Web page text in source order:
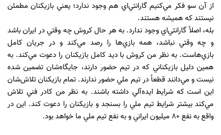
از آن سو فكر مي‌كنيم گارانتي‌اي هم وجود ندارد؛ يعني بازيكنان مطمئن
نيستند كه هميشه هستند.
بله، اصلاً گارانتي‌اي وجود ندارد. به ‌هر ‌حال كروش چه وقتي در ايران باشد
و چه وقتي نباشد، همه بازي‌ها را رصد مي‌كند و در جريان كامل
بازي‌هاست. به نظر من كروش با ديد كامل بازيكنان را دعوت مي‌كند. به
همين دليل بازيكناني كه در تيم حضور دارند، جايگاه‌شان تضمين شده
نيست و مي‌دانند قطعاً در تيم‌ ملي حضور ندارند. تمام بازيكنان تلاش‌شان
اين است كه شرايط ايده‌آلي داشته باشند. به نظر من كادر فني تلاش
مي‌كند بيشتر شرايط تيم ‌ملي را بسنجد و بازيكنان را دعوت كند. اين در
واقع به نفع 80 ميليون ايراني و به نفع تيم‌ ملي ما خواهد بود.